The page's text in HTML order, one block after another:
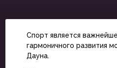
Спорт является
гармоничного развития
Дауна.